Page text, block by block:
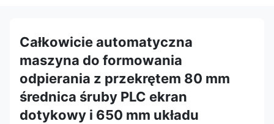
Całkowicie automatyczna
maszyna do formowania
odpierania z przekrętem 80 mm
średnica śruby PLC ekran
dotykowy i 650 mm układu